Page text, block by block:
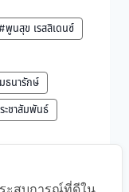
#พูนสุข เรสสิเดนซ์
นารักษ์
ชาสัมพันธ์
ล้อม
ะสบการณ์ที่ดีใน